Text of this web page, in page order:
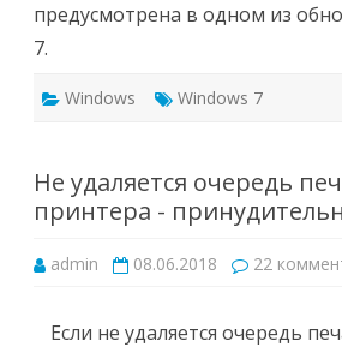
предусмотрена в одном из
7.
Windows Windows 7
Не удаляется очередь
принтера -
admin 08.06.2018 22
Если не удаляется очередь